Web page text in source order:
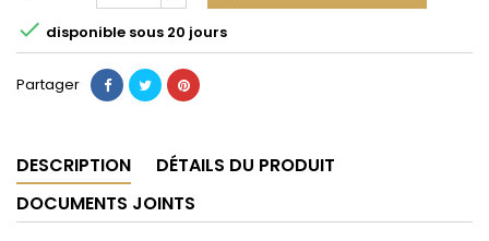
 disponible sous 20 jours
Partager
DESCRIPTION
DÉTAILS DU PRODUIT
DOCUMENTS JOINTS